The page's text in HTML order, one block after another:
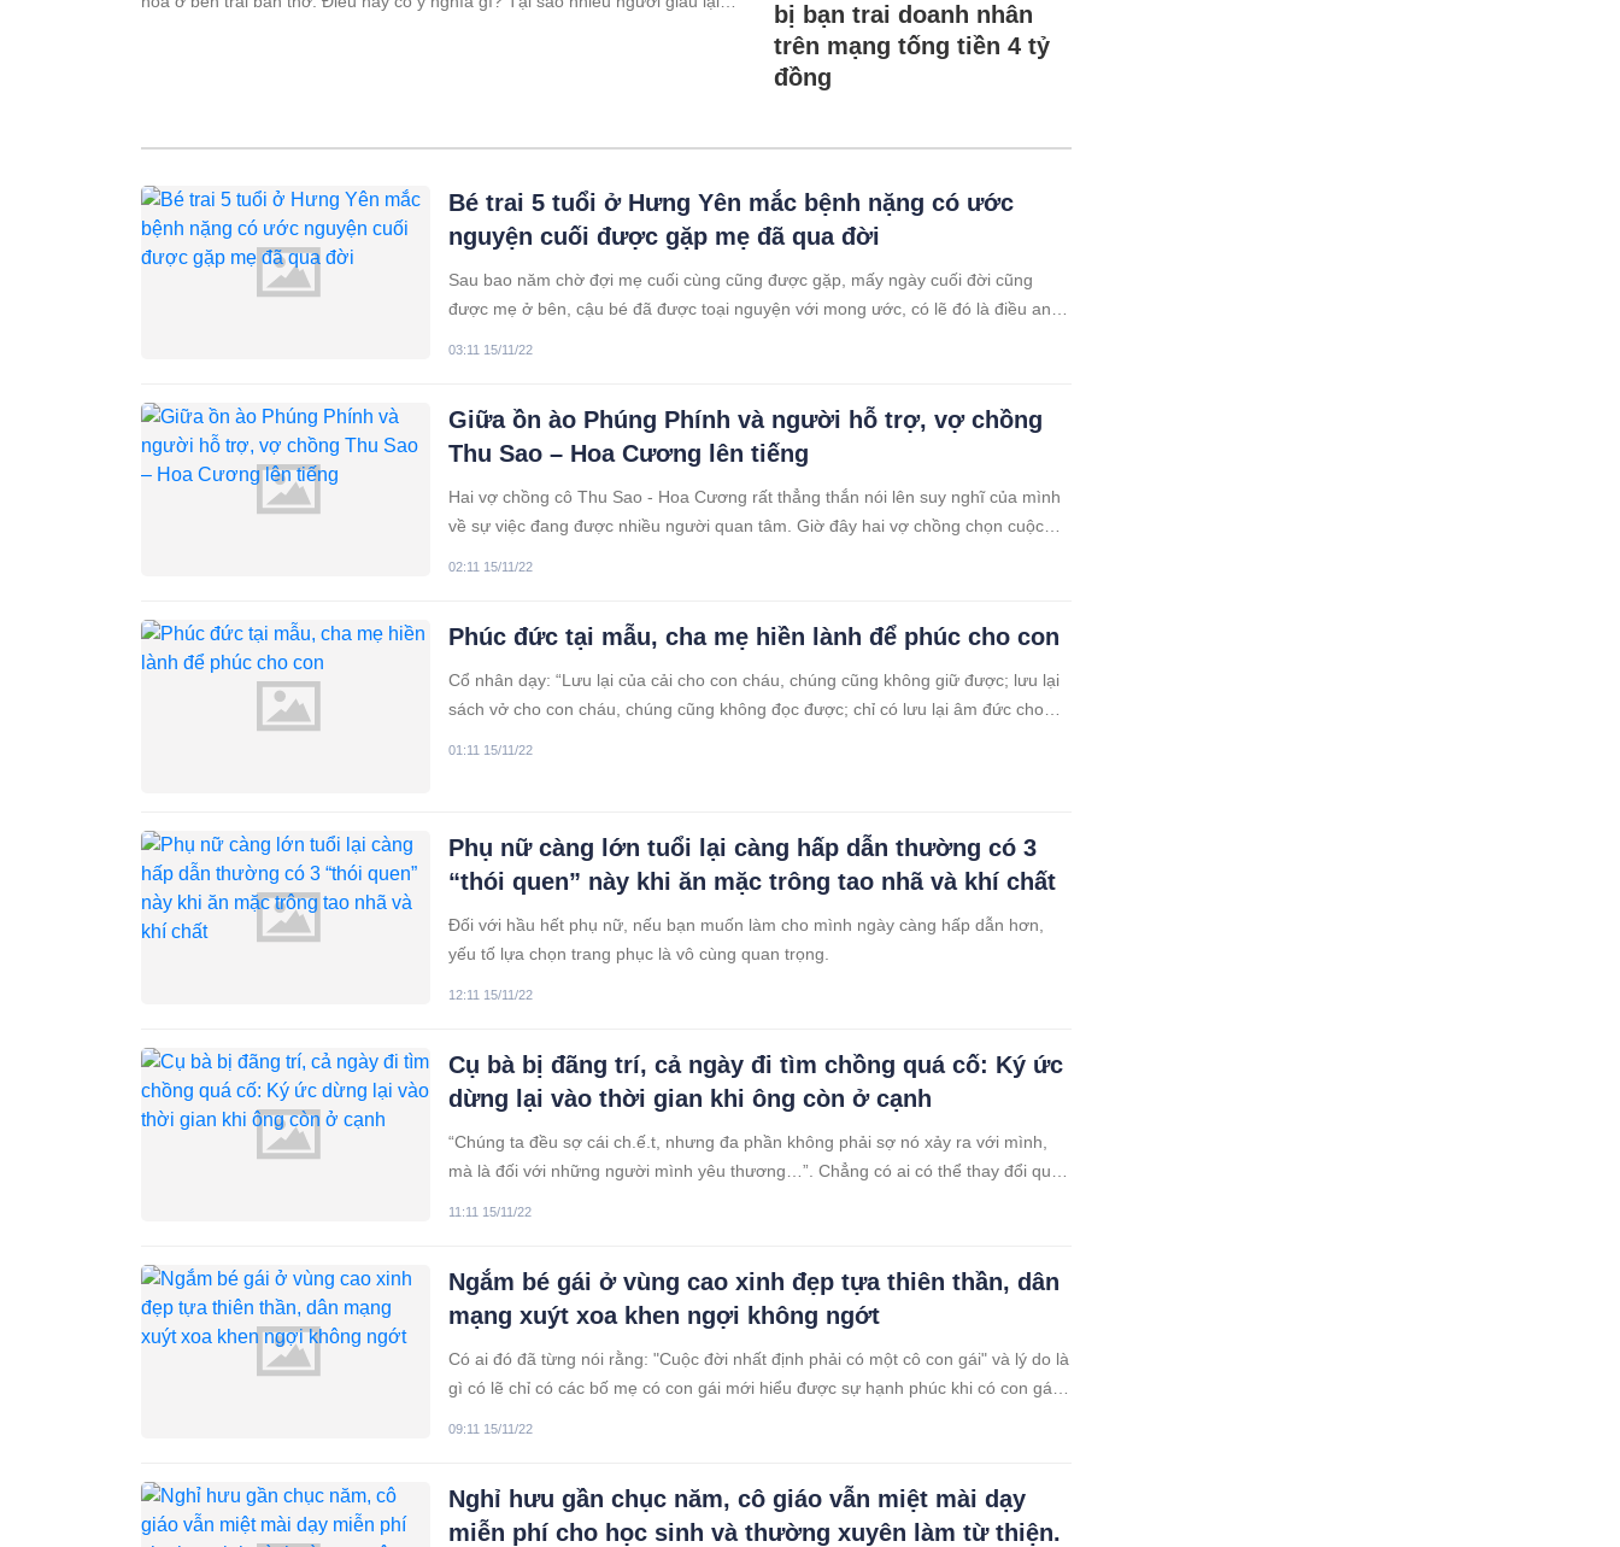
bị bạn trai doanh nhân
trên mạng tống tiền 4 tỷ
đồng
Bé trai 5 tuổi ở Hưng Yên mắc bệnh nặng có ước
nguyện cuối được gặp mẹ đã qua đời
Sau bao năm chờ đợi mẹ cuối cùng cũng được gặp, mấy ngày cuối đời cũng
được mẹ ở bên, cậu bé đã được toại nguyện với mong ước, có lẽ đó là điều an ủi
03:11 15/11/22
Giữa ồn ào Phúng Phính và người hỗ trợ, vợ chồng
Thu Sao – Hoa Cương lên tiếng
Hai vợ chồng cô Thu Sao - Hoa Cương rất thẳng thắn nói lên suy nghĩ của mình
về sự việc đang được nhiều người quan tâm. Giờ đây hai vợ chồng chọn cuộc
02:11 15/11/22
Phúc đức tại mẫu, cha mẹ hiền lành để phúc cho con
Cổ nhân dạy: “Lưu lại của cải cho con cháu, chúng cũng không giữ được; lưu lại
sách vở cho con cháu, chúng cũng không đọc được; chỉ có lưu lại âm đức cho
01:11 15/11/22
Phụ nữ càng lớn tuổi lại càng hấp dẫn thường có 3
“thói quen” này khi ăn mặc trông tao nhã và khí chất
Đối với hầu hết phụ nữ, nếu bạn muốn làm cho mình ngày càng hấp dẫn hơn,
yếu tố lựa chọn trang phục là vô cùng quan trọng.
12:11 15/11/22
Cụ bà bị đãng trí, cả ngày đi tìm chồng quá cố: Ký ức
dừng lại vào thời gian khi ông còn ở cạnh
“Chúng ta đều sợ cái ch.ế.t, nhưng đa phần không phải sợ nó xảy ra với mình,
mà là đối với những người mình yêu thương…”. Chẳng có ai có thể thay đổi quy
11:11 15/11/22
Ngắm bé gái ở vùng cao xinh đẹp tựa thiên thần, dân
mạng xuýt xoa khen ngợi không ngớt
Có ai đó đã từng nói rằng: "Cuộc đời nhất định phải có một cô con gái" và lý do là
gì có lẽ chỉ có các bố mẹ có con gái mới hiểu được sự hạnh phúc khi có con gái
09:11 15/11/22
Nghỉ hưu gần chục năm, cô giáo vẫn miệt mài dạy
miễn phí cho học sinh và thường xuyên làm từ thiện.